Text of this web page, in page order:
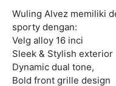
Wuling Alvez memiliki
sporty dengan:
Velg alloy 16 inci
Sleek & Stylish exterior
Dynamic dual tone,
Bold front grille design